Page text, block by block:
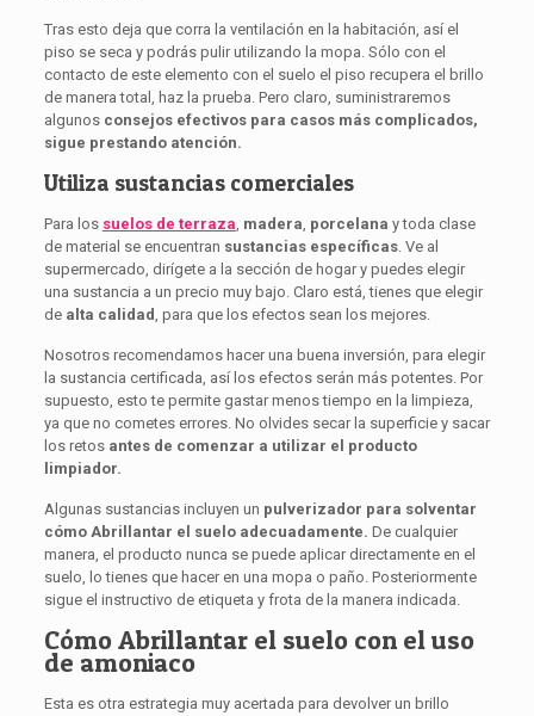
Tras esto deja que corra la ventilación en la habitación, así el
piso se seca y podrás pulir utilizando la mopa. Sólo con el
contacto de este elemento con el suelo el piso recupera el brillo
de manera total, haz la prueba. Pero claro, suministraremos
algunos consejos efectivos para casos más complicados,
sigue prestando atención.
Utiliza sustancias comerciales
Para los suelos de terraza, madera, porcelana y toda clase
de material se encuentran sustancias específicas. Ve al
supermercado, dirígete a la sección de hogar y puedes elegir
una sustancia a un precio muy bajo. Claro está, tienes que elegir
de alta calidad, para que los efectos sean los mejores.
Nosotros recomendamos hacer una buena inversión, para elegir
la sustancia certificada, así los efectos serán más potentes. Por
supuesto, esto te permite gastar menos tiempo en la limpieza,
ya que no cometes errores. No olvides secar la superficie y sacar
los retos antes de comenzar a utilizar el producto
limpiador.
Algunas sustancias incluyen un pulverizador para solventar
cómo Abrillantar el suelo adecuadamente. De cualquier
manera, el producto nunca se puede aplicar directamente en el
suelo, lo tienes que hacer en una mopa o paño. Posteriormente
sigue el instructivo de etiqueta y frota de la manera indicada.
Cómo Abrillantar el suelo con el uso
de amoniaco
Esta es otra estrategia muy acertada para devolver un brillo